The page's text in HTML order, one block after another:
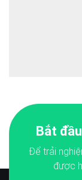
Bắt
Để trải
được